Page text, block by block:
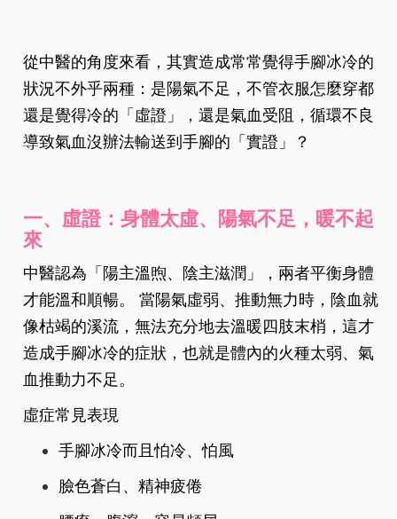
狀況不外乎兩種：是陽氣不足，不管衣服怎麼穿都
還是覺得冷的「虛證」，還是氣血受阻，循環不良
導致氣血沒辦法輸送到手腳的「實證」？
一、虛證：身體太虛、陽氣不足，暖不起
才能溫和順暢。 當陽氣虛弱、推動無力時，陰血就